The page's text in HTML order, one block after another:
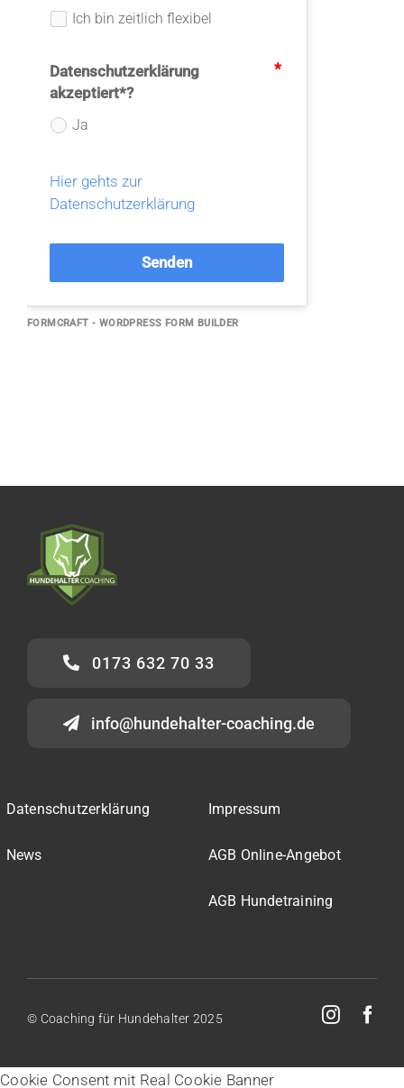
Ich bin zeitlich flexibel
Datenschutzerklärung
akzeptiert*?
Ja
Hier gehts zur
Datenschutzerklärung
Senden
FORMCRAFT - WORDPRESS FORM BUILDER
0173 632 70 33
info@hundehalter-coaching.de
Datenschutzerklärung
News
Impressum
AGB Online-Angebot
AGB Hundetraining
© Coaching für Hundehalter 2025
Cookie Consent mit Real Cookie Banner